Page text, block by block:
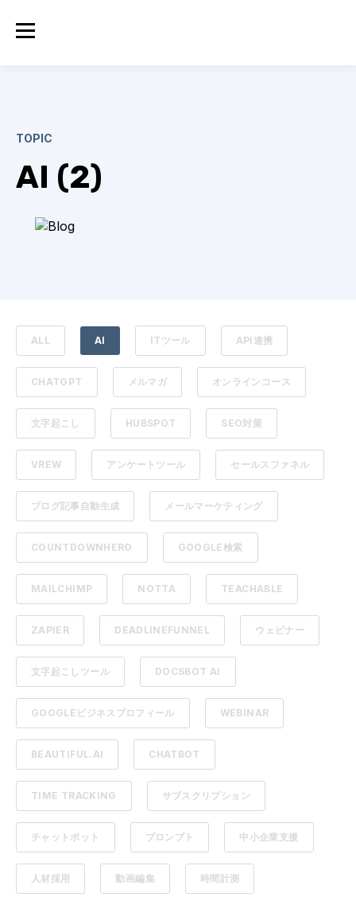
TOPIC
AI (2)
ALL AI ITツール API連携
CHATGPT メルマガ オンラインコース
文字起こし HUBSPOT SEO対策
VREW アンケートツール セールスファネル
ブログ記事自動生成 メールマーケティング
COUNTDOWNHERO GOOGLE検索
MAILCHIMP NOTTA TEACHABLE
ZAPIER DEADLINEFUNNEL ウェビナー
文字起こしツール DOCSBOT AI
GOOGLEビジネスプロフィール WEBINAR
BEAUTIFUL.AI CHATBOT
TIME TRACKING サブスクリプション
チャットボット プロンプト 中小企業支援
人材採用 動画編集 時間計測